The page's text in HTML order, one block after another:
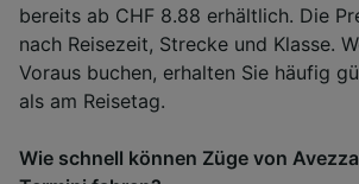
bereits ab CHF 8.88 erhältlich. Die
nach Reisezeit, Strecke und Klasse.
Voraus buchen, erhalten Sie häufig
als am Reisetag.
Wie schnell können Züge von